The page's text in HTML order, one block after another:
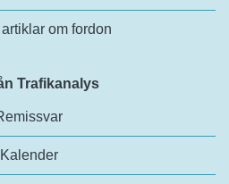
om fordon
Trafikanalys
Kalender